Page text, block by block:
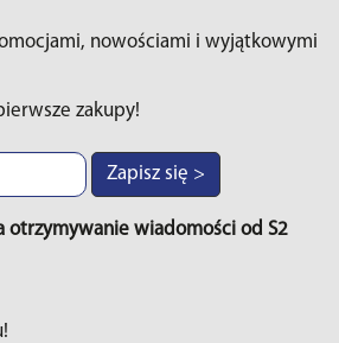
nowościami i wyjątkowymi
zakupy!
Zapisz się >
otrzymywanie wiadomości od S2